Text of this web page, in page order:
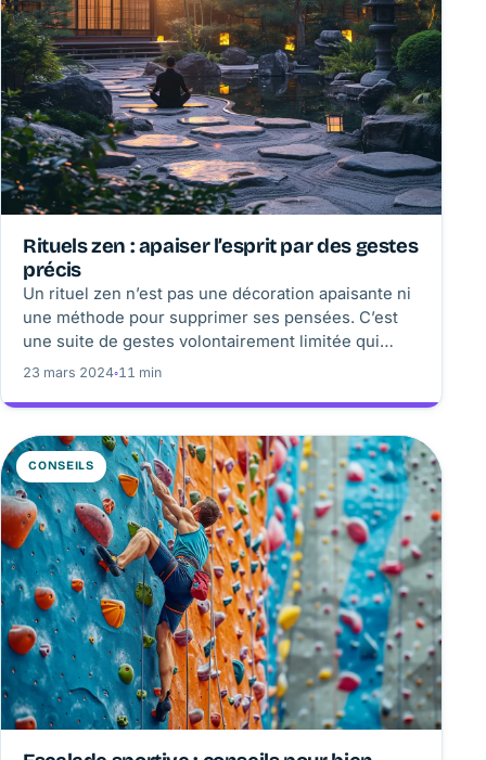
Rituels zen : apaiser l’esprit par des gestes
précis
Un rituel zen n’est pas une décoration apaisante ni
une méthode pour supprimer ses pensées. C’est
une suite de gestes volontairement limitée qui
donne au corps et à l’attention un point d’appui, à
23 mars 2024◦11 min
CONSEILS